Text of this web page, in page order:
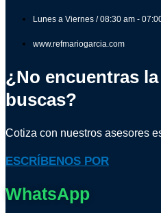
Lunes a Viernes / 08:30 am -
www.refmariogarcia.com
¿No encuentras la
buscas?
Cotiza con nuestros asesores
ESCRÍBENOS POR
WhatsApp